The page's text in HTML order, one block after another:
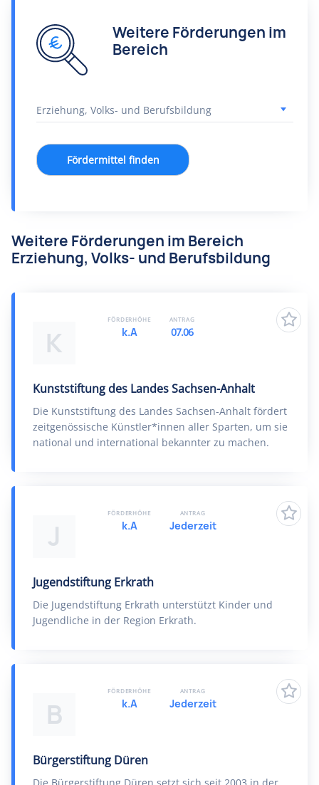
Weitere Förderungen im
Bereich
Fördermittel finden
Weitere Förderungen im Bereich
Erziehung, Volks- und Berufsbildung
K
Kunststiftung des Landes Sachsen-Anhalt
Die Kunststiftung des Landes Sachsen-Anhalt fördert
zeitgenössische Künstler*innen aller Sparten, um sie
national und international bekannter zu machen.
FÖRDERHÖHE
k.A
ANTRAG
07.06
J
Jugendstiftung Erkrath
Die Jugendstiftung Erkrath unterstützt Kinder und
Jugendliche in der Region Erkrath.
FÖRDERHÖHE
k.A
ANTRAG
Jederzeit
B
Bürgerstiftung Düren
FÖRDERHÖHE
k.A
ANTRAG
Jederzeit